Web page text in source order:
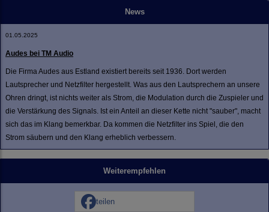
News
01.05.2025
Audes bei TM Audio
Die Firma Audes aus Estland existiert bereits seit 1936. Dort werden
Lautsprecher und Netzfilter hergestellt. Was aus den Lautsprechern an unsere
Ohren dringt, ist nichts weiter als Strom, die Modulation durch die Zuspieler und
die Verstärkung des Signals. Ist ein Anteil an dieser Kette nicht "sauber", macht
sich das im Klang bemerkbar. Da kommen die Netzfilter ins Spiel, die den
Strom säubern und den Klang erheblich verbessern.
Weiterempfehlen
teilen